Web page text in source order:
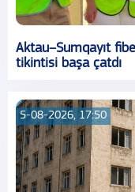
Aktau–Sumqayıt
tikintisi başa çatdı
5-08-2026, 17:50